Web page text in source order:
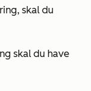
skal du
skal du have